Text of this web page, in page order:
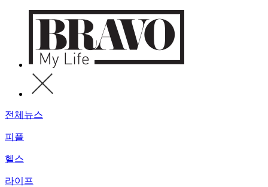
전체뉴스
피플
헬스
라이프